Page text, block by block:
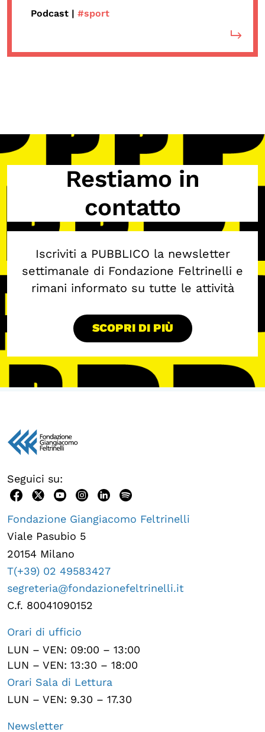
Podcast | #sport
Restiamo in
contatto
Iscriviti a PUBBLICO la newsletter
settimanale di Fondazione Feltrinelli e
rimani informato su tutte le attività
SCOPRI DI PIÙ
Seguici su:
Fondazione Giangiacomo Feltrinelli
Viale Pasubio 5
20154 Milano
T(+39) 02 49583427
segreteria@fondazionefeltrinelli.it
C.f. 80041090152
Orari di ufficio
LUN – VEN: 09:00 – 13:00
LUN – VEN: 13:30 – 18:00
Orari Sala di Lettura
LUN – VEN: 9.30 – 17.30
Newsletter